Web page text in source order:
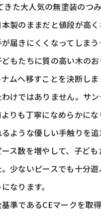
た大人気の無塗装のつ
製のままだと値段が高
届きにくくなってしま
もたちに質の高い木の
ムへ移すことを決断しま
けではありません。サ
りも丁寧になめらかに
ような優しい手触りを追
ス数を増やして、子ど
少ないピースでも十分
なります。
準であるCEマークを取